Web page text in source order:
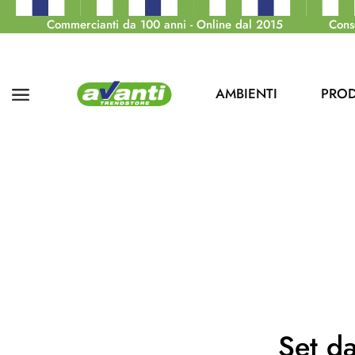
Commercianti da 100 anni - Online dal 2015
AMBIENTI